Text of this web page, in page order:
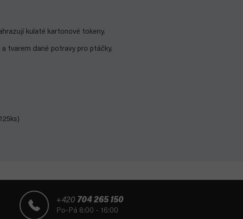
kulaté kartonové tokeny.
tvarem dané potravy pro ptáčky.
+420 704 265 150
Po-Pá 8:00 - 16:00